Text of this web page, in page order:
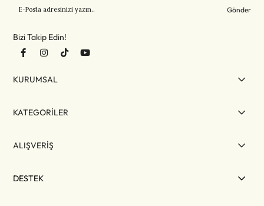
Gönder
Bizi Takip Edin!
KURUMSAL
KATEGORİLER
ALIŞVERİŞ
DESTEK